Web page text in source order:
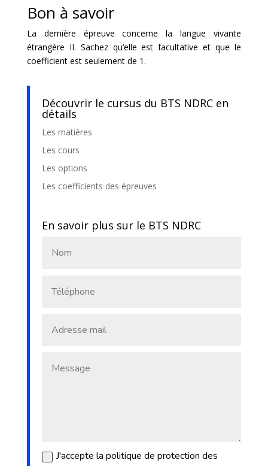
Bon à savoir
La dernière épreuve concerne la langue vivante
étrangère II. Sachez qu’elle est facultative et que le
coefficient est seulement de 1.
Découvrir le cursus du BTS NDRC en
détails
Les matières
Les cours
Les options
Les coefficients des épreuves
En savoir plus sur le BTS NDRC
J'accepte la politique de protection des